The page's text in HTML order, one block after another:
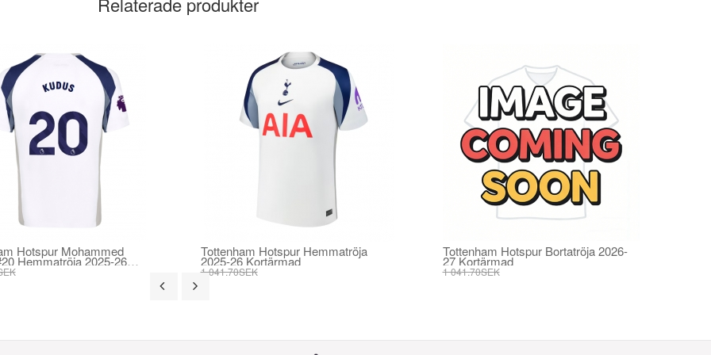
Hotspur Mohammed
Hemmatröja 2025-26
Tottenham Hotspur Hemmatröja
2025-26 Kortärmad
1 041.70SEK
Tottenham Hotspur Bortatröja 2026-
27 Kortärmad
1 041.70SEK